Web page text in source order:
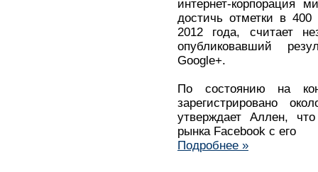
интернет-корпорация
достичь отметки в 400
2012 года, считает
опубликовавший
Google+.
По состоянию на
зарегистрировано
утверждает Аллен,
рынка Facebook с его
Подробнее »